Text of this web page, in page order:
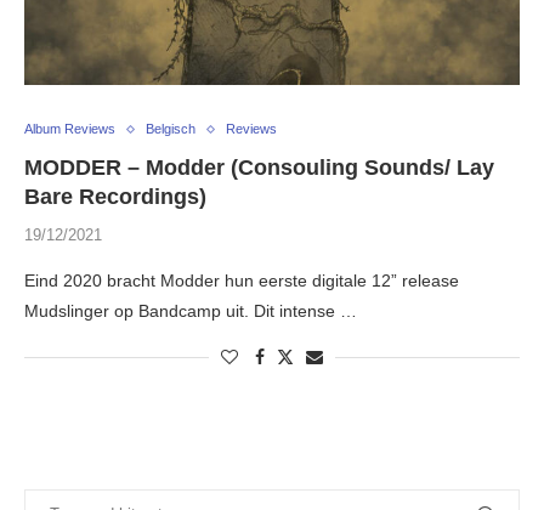
Album Reviews Belgisch Reviews
MODDER – Modder (Consouling Sounds/ Lay
Bare Recordings)
19/12/2021
Eind 2020 bracht Modder hun eerste digitale 12” release
Mudslinger op Bandcamp uit. Dit intense …